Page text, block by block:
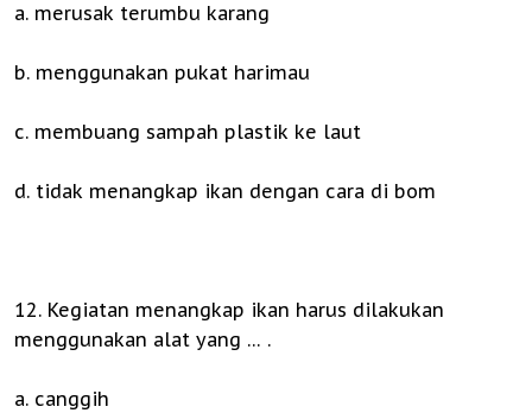
a. merusak terumbu karang
b. menggunakan pukat harimau
c. membuang sampah plastik ke laut
d. tidak menangkap ikan dengan cara di bom
12. Kegiatan menangkap ikan harus dilakukan
menggunakan alat yang … .
a. canggih